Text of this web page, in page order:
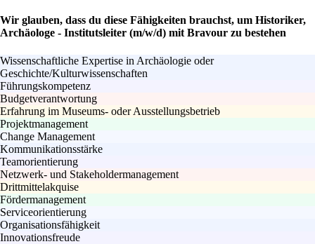
Wir glauben, dass du diese Fähigkeiten brauchst, um Historiker,
Archäologe - Institutsleiter (m/w/d) mit Bravour zu bestehen
Wissenschaftliche Expertise in Archäologie oder
Geschichte/Kulturwissenschaften
Führungskompetenz
Budgetverantwortung
Erfahrung im Museums- oder Ausstellungsbetrieb
Projektmanagement
Change Management
Kommunikationsstärke
Teamorientierung
Netzwerk- und Stakeholdermanagement
Drittmittelakquise
Fördermanagement
Serviceorientierung
Organisationsfähigkeit
Innovationsfreude